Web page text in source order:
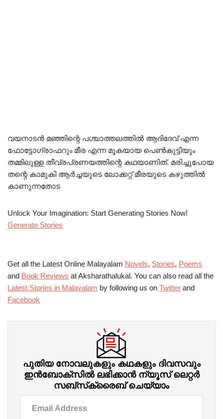
വയനാടൻ മഞ്ഞിന്റെ പശ്ചാത്തലത്തിൽ ആദിദേവ് എന്ന
ഫോട്ടോഗ്രാഫറും മീര എന്ന മൂകയായ പെൺകുട്ടിയും
തമ്മിലുള്ള തീവ്രപ്രണയത്തിന്റെ കഥയാണിത്. മരിച്ചുപോയ
തന്റെ കാമുകി ആർച്ചയുടെ ലോക്കറ്റ് മീരയുടെ കഴുത്തിൽ
കാണുന്നതോട
Unlock Your Imagination: Start Generating Stories Now!
Generate Stories
Get all the Latest Online Malayalam Novels, Stories, Poems
and Book Reviews at Aksharathalukal. You can also read all the
Latest Stories in Malayalam by following us on Twitter and
Facebook
പുതിയ നോവലുകളും കഥകളും ദിവസവും
ഇന്‍ബോക്‌സില്‍ ലഭിക്കാന്‍ ന്യൂസ് ലെറ്റർ
സബ്‌സ്‌ക്രൈബ് ചെയ്യാം